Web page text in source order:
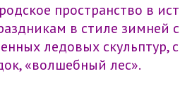
пространство в
в стиле зимней
ледовых скульптур,
«волшебный лес».